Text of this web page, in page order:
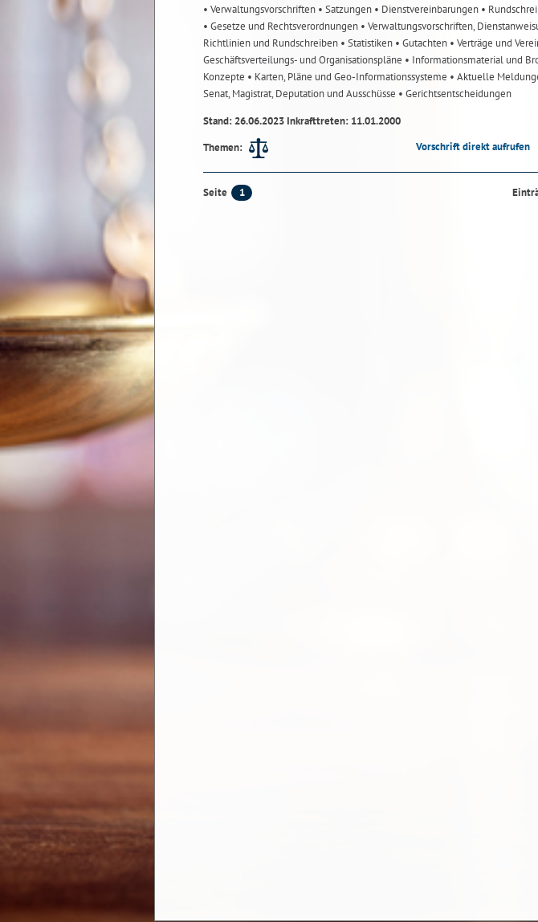
• Verwaltungsvorschriften • Satzungen • Dienstvereinbarungen •
• Gesetze und Rechtsverordnungen • Verwaltungsvorschriften,
Richtlinien und Rundschreiben • Statistiken • Gutachten • Verträge und
Geschäftsverteilungs- und Organisationspläne • Informationsmaterial und
Konzepte • Karten, Pläne und Geo-Informationssysteme • Aktuelle
Senat, Magistrat, Deputation und Ausschüsse • Gerichtsentscheidungen
Stand: 26.06.2023 Inkrafttreten: 11.01.2000
Themen:
Vorschrift direkt aufrufen
Seite 1